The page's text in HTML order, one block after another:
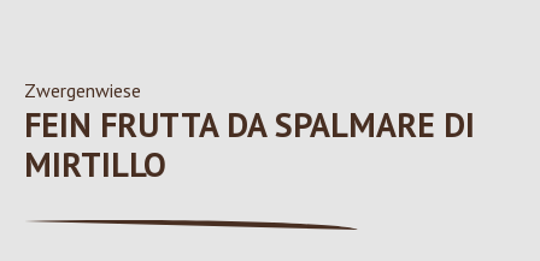
Zwergenwiese
FEIN FRUTTA DA SPALMARE DI
MIRTILLO